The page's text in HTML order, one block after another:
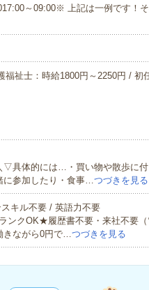
～09:00※ 上記は一例です！
祉士：時給1800円～2250円 / 初
▽具体的には…・買い物や散歩に付
参加したり・食事… つづきを見る
キル不要 / 英語力不要
ンクOK★履歴書不要・来社不要
ながら0円で… つづきを見る